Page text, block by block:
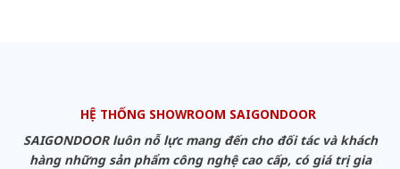
HỆ THỐNG SHOWROOM SAIGONDOOR
SAIGONDOOR luôn nỗ lực mang đến cho đối tác và khách
hàng những sản phẩm công nghệ cao cấp, có giá trị gia